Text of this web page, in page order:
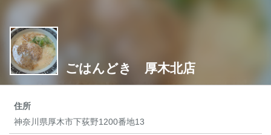
ごはんどき 厚木北店
住所
神奈川県厚木市下荻野1200番地13